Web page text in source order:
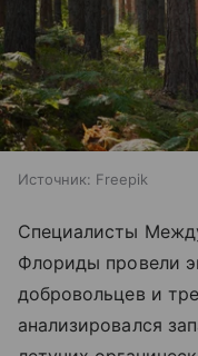
Источник: Freepik
Специалисты
Флориды провели
добровольцев и
анализировался